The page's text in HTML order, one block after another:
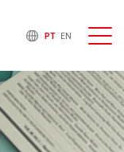
PT EN